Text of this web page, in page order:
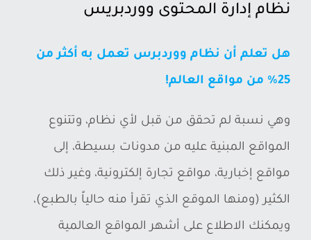
نظام إدارة المحتوى ووردبريس
هل تعلم أن نظام ووردبرس تعمل به أكثر من
25% من مواقع العالم!
وهي نسبة لم تحقق من قبل لأي نظام، وتتنوع
المواقع المبنية عليه من مدونات بسيطة، إلى
مواقع إخبارية، مواقع تجارة إلكترونية، وغير ذلك
الكثير (ومنها الموقع الذي تقرأ منه حالياً بالطبع)،
ويمكنك الاطلاع على أشهر المواقع العالمية